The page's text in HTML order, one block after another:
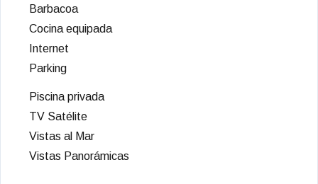
Barbacoa
Cocina equipada
Internet
Parking
Piscina privada
TV Satélite
Vistas al Mar
Vistas Panorámicas